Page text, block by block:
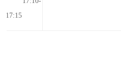
1 7:15